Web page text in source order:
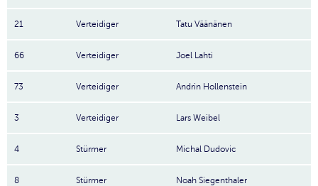
21 Verteidiger Tatu Väänänen
66 Verteidiger Joel Lahti
73 Verteidiger Andrin Hollenstein
3 Verteidiger Lars Weibel
4 Stürmer Michal Dudovic
8 Stürmer Noah Siegenthaler